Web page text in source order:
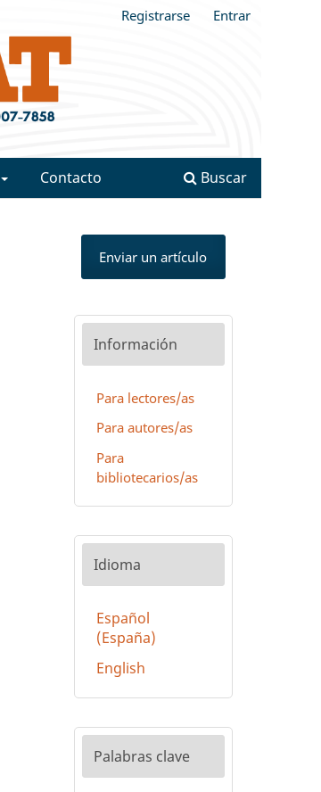
Contacto Buscar
Registrarse Entrar
Enviar un artículo
Información
Para lectores/as
Para autores/as
Para
bibliotecarios/as
Idioma
Español
(España)
English
Palabras clave